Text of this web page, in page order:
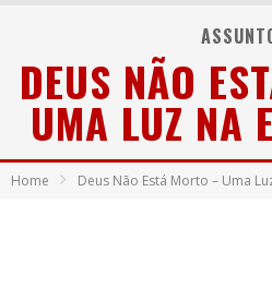
DEUS NÃO
UMA LUZ NA
Home Deus Não Está Morto – Uma